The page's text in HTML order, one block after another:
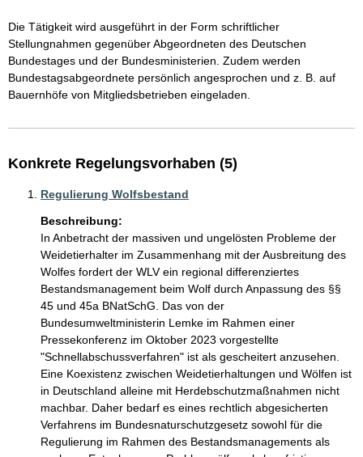
Die Tätigkeit wird ausgeführt in der Form schriftlicher
Stellungnahmen gegenüber Abgeordneten des Deutschen
Bundestages und der Bundesministerien. Zudem werden
Bundestagsabgeordnete persönlich angesprochen und z. B. auf
Bauernhöfe von Mitgliedsbetrieben eingeladen.
Konkrete Regelungsvorhaben (5)
Regulierung Wolfsbestand
Beschreibung:
In Anbetracht der massiven und ungelösten Probleme der
Weidetierhalter im Zusammenhang mit der Ausbreitung des
Wolfes fordert der WLV ein regional differenziertes
Bestandsmanagement beim Wolf durch Anpassung des §§
45 und 45a BNatSchG. Das von der
Bundesumweltministerin Lemke im Rahmen einer
Pressekonferenz im Oktober 2023 vorgestellte
"Schnellabschussverfahren" ist als gescheitert anzusehen.
Eine Koexistenz zwischen Weidetierhaltungen und Wölfen ist
in Deutschland alleine mit Herdebschutzmaßnahmen nicht
machbar. Daher bedarf es eines rechtlich abgesicherten
Verfahrens im Bundesnaturschutzgesetz sowohl für die
Regulierung im Rahmen des Bestandsmanagements als